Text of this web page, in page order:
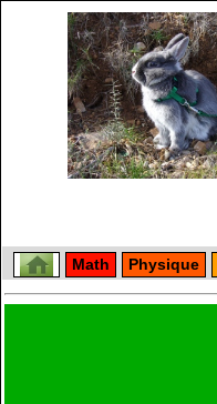
Math Physique